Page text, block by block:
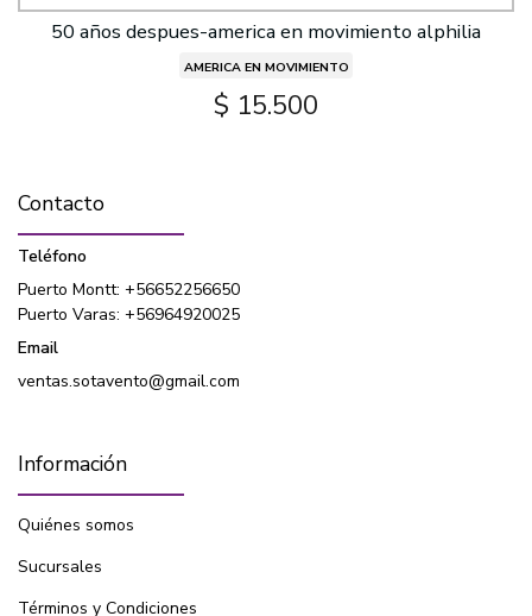
50 años despues-america en movimiento alphilia
AMERICA EN MOVIMIENTO
$ 15.500
Contacto
Teléfono
Puerto Montt: +56652256650
Puerto Varas: +56964920025
Email
ventas.sotavento@gmail.com
Información
Quiénes somos
Sucursales
Términos y Condiciones